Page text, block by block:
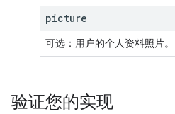
picture
可选 ：用户的个人资料照片。
验证您的实现